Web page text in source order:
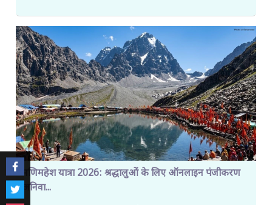
मणिमहेश यात्रा 2026: श्रद्धालुओं के लिए ऑनलाइन पंजीकरण
अनिवा...